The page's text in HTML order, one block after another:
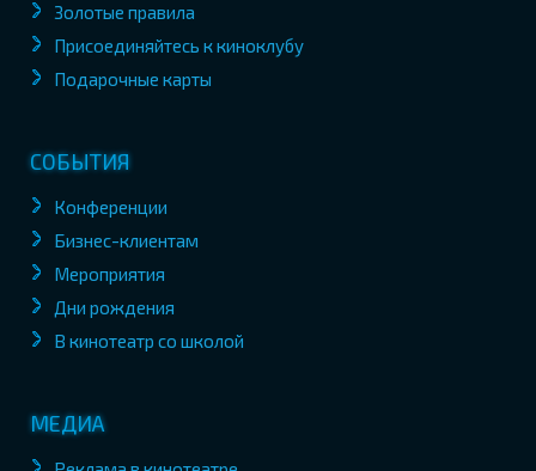
Золотые правила
Присоединяйтесь к киноклубу
Подарочные карты
СОБЫТИЯ
Конференции
Бизнес-клиентам
Мероприятия
Дни рождения
В кинотеатр со школой
МЕДИА